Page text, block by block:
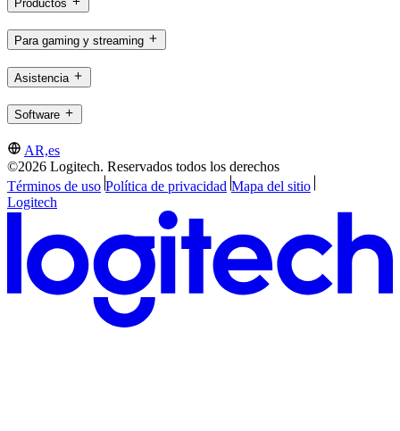
Productos
Para gaming y streaming
Asistencia
Software
AR,es
©2026 Logitech. Reservados todos los derechos
Términos de uso Política de privacidad Mapa del sitio
Logitech